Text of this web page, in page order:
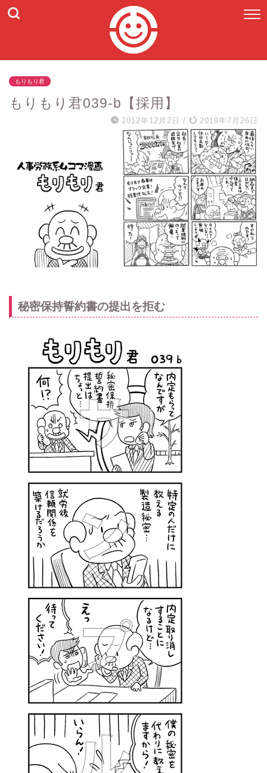
もりもり君
もりもり君039-b【採用】
2012年12月2日 / 2019年7月26日
秘密保持誓約書の提出を拒む